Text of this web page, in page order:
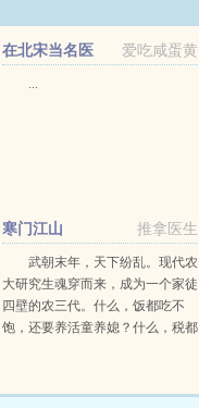
爱吃咸蛋黄
在北宋当名医
...
推拿医生
寒门江山
武朝末年，天下纷乱。现代农
大研究生魂穿而来，成为一个家徒
四壁的农三代。什么，饭都吃不
饱，还要养活童养媳？什么，税都
别逼我，逼急了要你们好看！本书